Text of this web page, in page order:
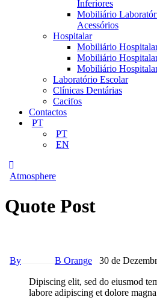
Inferiores
Mobiliário
Acessórios
Hospitalar
Mobiliário
Mobiliário
Mobiliário
Laboratório Escolar
Clínicas Dentárias
Cacifos
Contactos
PT
PT
EN
Atmosphere
Quote Post
By B Orange 30 de
Dipiscing elit, sed do eiusmod
labore adipiscing et dolore